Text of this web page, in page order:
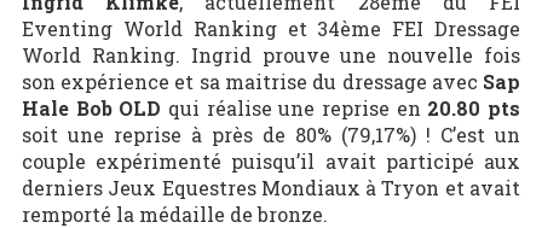
Eventing World Ranking et 34ème FEI Dressage
World Ranking. Ingrid prouve une nouvelle fois
son expérience et sa maitrise du dressage avec Sap
Hale Bob OLD qui réalise une reprise en 20.80 pts
soit une reprise à près de 80% (79,17%) ! C’est un
couple expérimenté puisqu’il avait participé aux
derniers Jeux Equestres Mondiaux à Tryon et avait
remporté la médaille de bronze.